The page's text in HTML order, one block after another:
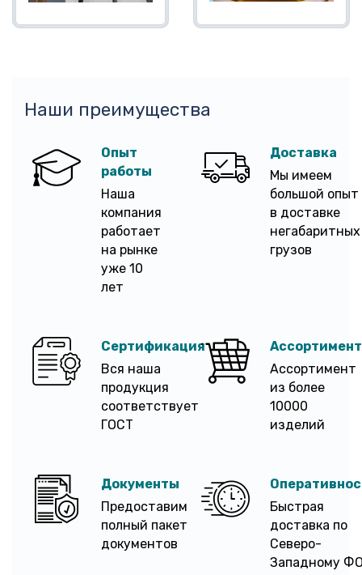
Наши преимущества
Опыт
работы
Наша
компания
работает
на рынке
уже 10
лет
Доставка
Мы имеем
большой опыт
в доставке
негабаритных
грузов
Сертификация
Вся наша
продукция
соответствует
ГОСТ
Ассортимент
Ассортимент
из более
10000
изделий
Документы
Предоставим
полный пакет
документов
Быстрая
доставка по
Северо-
Западному